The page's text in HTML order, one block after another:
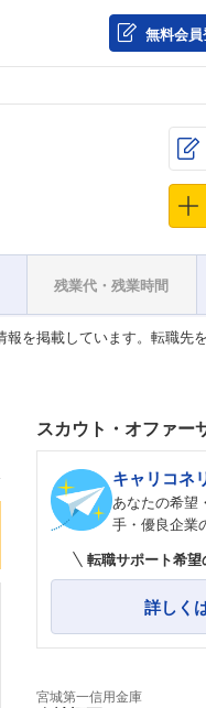
無料会
残業代・残業時間
を掲載しています。転職先
スカウト・オファー
キャリコネ
あなたの希望
手・優良企業
転職サポート希
詳しく
宮城第一信用金庫